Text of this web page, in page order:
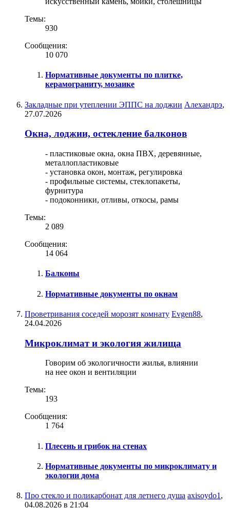
Темы:
930
Сообщения:
10 070
Нормативные документы по плитке,
керамограниту, мозаике
Закладные при утеплении ЭППС на лоджии Алехандрэ,
27.07.2026
Окна, лоджии, остекление балконов
- пластиковые окна, окна ПВХ, деревянные,
металлопластиковые
- установка окон, монтаж, регулировка
- профильные системы, стеклопакеты,
фурнитура
- подоконники, отливы, откосы, рамы
Темы:
2 089
Сообщения:
14 064
Балконы
Нормативные документы по окнам
Проветривания соседей морозят комнату Evgen88,
24.04.2026
Микроклимат и экология жилища
Говорим об экологичности жилья, влиянии
на нее окон и вентиляции
Темы:
193
Сообщения:
1 764
Плесень и грибок на стенах
Нормативные документы по микроклимату и
экологии дома
Про стекло и поликарбонат для летнего душа axisoydo1 ,
04.08.2026 в 21:04